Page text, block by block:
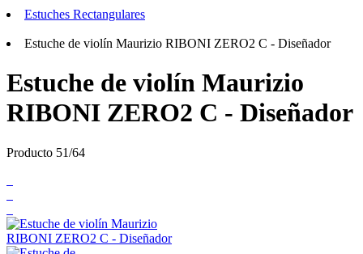
Estuches Rectangulares
Estuche de violín Maurizio RIBONI ZERO2 C - Diseñador
Estuche de violín Maurizio
RIBONI ZERO2 C - Diseñador
Producto 51/64